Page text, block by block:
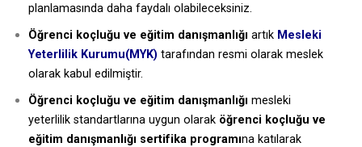
planlamasında daha faydalı olabileceksiniz.
Öğrenci koçluğu ve eğitim danışmanlığı artık Mesleki
Yeterlilik Kurumu(MYK) tarafından resmi olarak meslek
olarak kabul edilmiştir.
Öğrenci koçluğu ve eğitim danışmanlığı mesleki
yeterlilik standartlarına uygun olarak öğrenci koçluğu ve
eğitim danışmanlığı sertifika programına katılarak